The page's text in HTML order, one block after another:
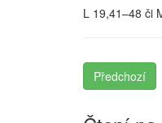
L 19,41–48 či
Předchozí